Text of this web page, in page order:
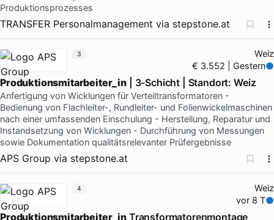
Produktionsprozesses
TRANSFER Personalmanagement via stepstone.at
Weiz
€ 3.552 | Gestern
Produktionsmitarbeiter_in | 3-Schicht | Standort: Weiz
Anfertigung von Wicklungen für Verteiltransformatoren -
Bedienung von Flachleiter-, Rundleiter- und Folienwickelmaschinen
nach einer umfassenden Einschulung - Herstellung, Reparatur und
Instandsetzung von Wicklungen - Durchführung von Messungen
sowie Dokumentation qualitätsrelevanter Prüfergebnisse
APS Group via stepstone.at
3
Weiz
vor 8 T
Produktionsmitarbeiter_in Transformatorenmontage
4